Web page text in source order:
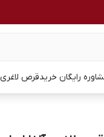
رایگان خریدقرص لاغری